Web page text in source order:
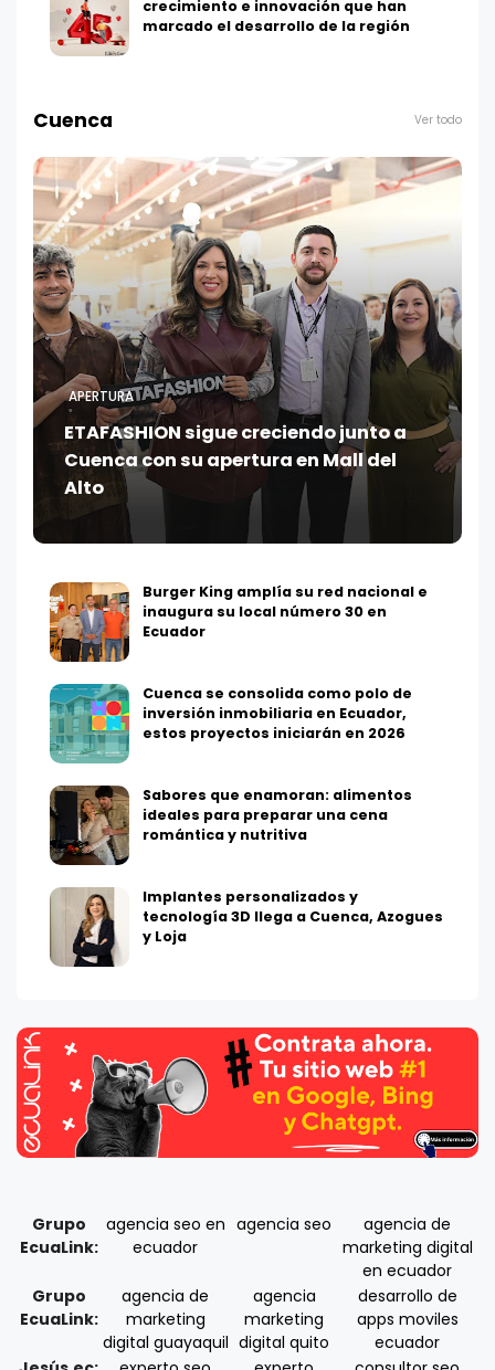
crecimiento e innovación que han
marcado el desarrollo de la región
Cuenca Ver todo
APERTURA
ETAFASHION sigue creciendo junto a
Cuenca con su apertura en Mall del
Alto
Burger King amplía su red nacional e
inaugura su local número 30 en
Ecuador
Cuenca se consolida como polo de
inversión inmobiliaria en Ecuador,
estos proyectos iniciarán en 2026
Sabores que enamoran: alimentos
ideales para preparar una cena
romántica y nutritiva
Implantes personalizados y
tecnología 3D llega a Cuenca, Azogues
y Loja
Grupo
EcuaLink:
agencia seo en
ecuador
agencia seo
agencia de
marketing digital
en ecuador
Grupo
EcuaLink:
agencia de
marketing
digital guayaquil
agencia
marketing
digital quito
desarrollo de
apps moviles
ecuador